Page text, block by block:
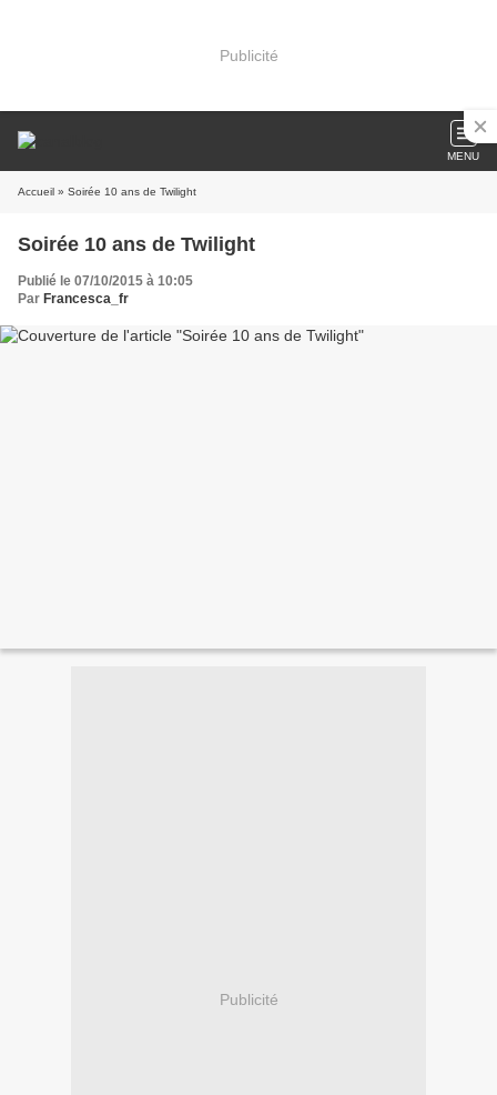
Publicité
MENU
Accueil » Soirée 10 ans de Twilight
Soirée 10 ans de Twilight
Publié le 07/10/2015 à 10:05
Par Francesca_fr
Publicité